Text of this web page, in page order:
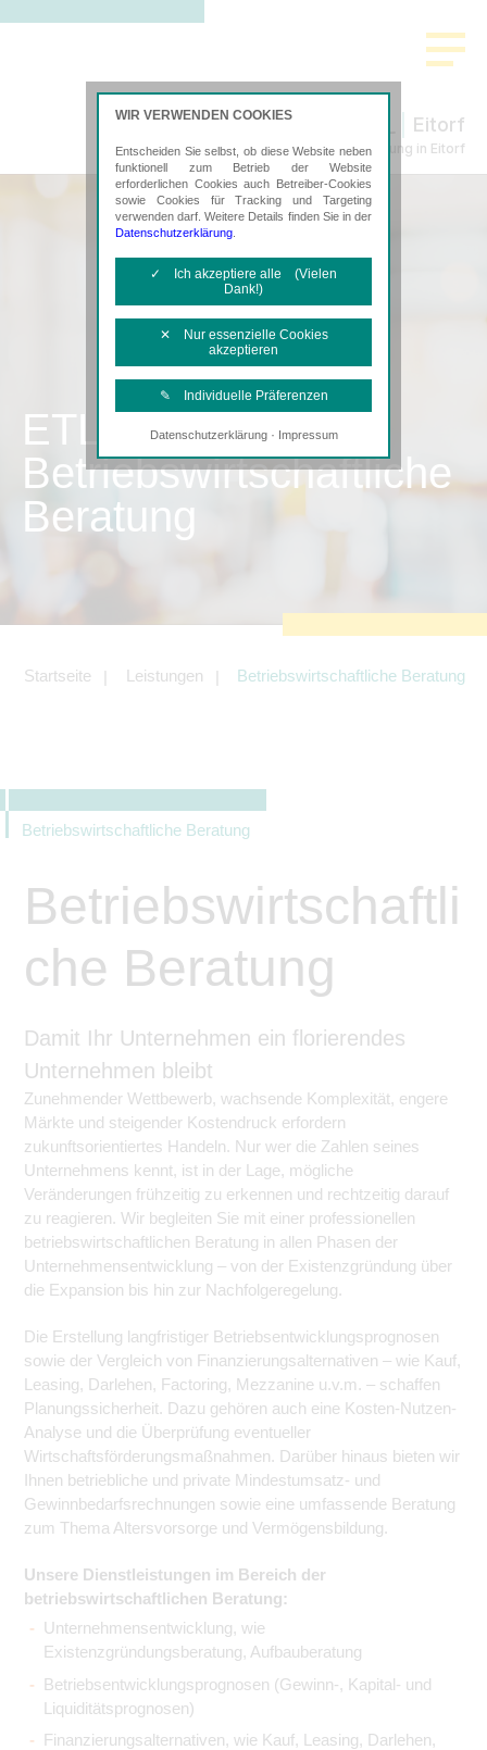
Eitorf
Steuerberatung in Eitorf
ETL
Betriebswirtschaftliche
Beratung
Startseite Leistungen Betriebswirtschaftliche Beratung
Betriebswirtschaftliche Beratung
Betriebswirtschaftli
che Beratung
Damit Ihr Unternehmen ein florierendes
Unternehmen bleibt
Zunehmender Wettbewerb, wachsende Komplexität, engere
Märkte und steigender Kostendruck erfordern
zukunftsorientiertes Handeln. Nur wer die Zahlen seines
Unternehmens kennt, ist in der Lage, mögliche
Veränderungen frühzeitig zu erkennen und rechtzeitig darauf
zu reagieren. Wir begleiten Sie mit einer professionellen
betriebswirtschaftlichen Beratung in allen Phasen der
Unternehmensentwicklung – von der Existenzgründung über
die Expansion bis hin zur Nachfolgeregelung.
Die Erstellung langfristiger Betriebsentwicklungsprognosen
sowie der Vergleich von Finanzierungsalternativen – wie Kauf,
Leasing, Darlehen, Factoring, Mezzanine u.v.m. – schaffen
Planungssicherheit. Dazu gehören auch eine Kosten-Nutzen-
Analyse und die Überprüfung eventueller
Wirtschaftsförderungsmaßnahmen. Darüber hinaus bieten wir
Ihnen betriebliche und private Mindestumsatz- und
Gewinnbedarfsrechnungen sowie eine umfassende Beratung
zum Thema Altersvorsorge und Vermögensbildung.
Unsere Dienstleistungen im Bereich der
betriebswirtschaftlichen Beratung:
Unternehmensentwicklung, wie
Existenzgründungsberatung, Aufbauberatung
Betriebsentwicklungsprognosen (Gewinn-, Kapital- und
Liquiditätsprognosen)
Finanzierungsalternativen, wie Kauf, Leasing, Darlehen,
WIR VERWENDEN COOKIES
Entscheiden Sie selbst, ob diese Website neben
funktionell zum Betrieb der Website
erforderlichen Cookies auch Betreiber-Cookies
sowie Cookies für Tracking und Targeting
verwenden darf. Weitere Details finden Sie in der
Datenschutzerklärung
✓ Ich akzeptiere alle (Vielen
Dank!)
✕ Nur essenzielle Cookies
akzeptieren
✎ Individuelle Präferenzen
Notwendige Cookies
Diese Cookies sind erforderlich, um die
grundlegende Funktionalität der Website
Tracking- und Targeting-Cookies
Angebotes einschließlich der
Angeboten von z.B. Facebook und
LinkedIn.
können.
Datenschutzerklärung· Impressum